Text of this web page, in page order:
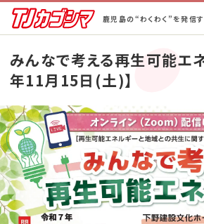
鹿児島の“わくわく”を発信
ホーム
街ネタ！
ピックアップ
BeCAL鹿児島
TJ半額ゴルフ
みんなで考える再生可能エ
年11月15日(土)】